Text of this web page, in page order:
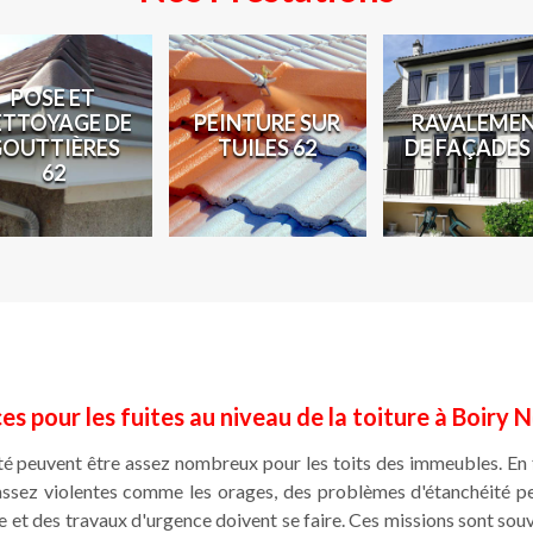
POSE ET
DE
62
PEINTURE SUR
TUILES 62
DE
pour les fuites au niveau de la toiture à Boiry
peuvent être assez nombreux pour les toits des immeubles. En
violentes comme les orages, des problèmes d'étanchéité
et des travaux d'urgence doivent se faire. Ces missions sont